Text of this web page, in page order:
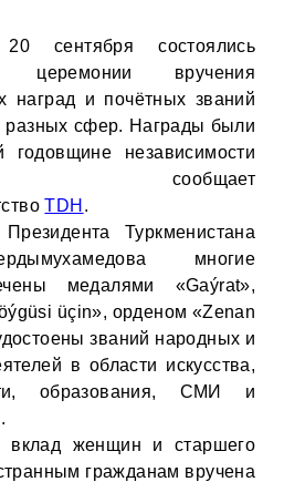
сентября состоялись
церемонии вручения
наград и почётных званий
разных сфер. Награды были
независимости
сообщает
TDH .
Туркменистана
многие
медалями «Gaýrat»,
üçin», орденом «Zenan
званий народных и
в области искусства,
образования, СМИ и
вклад женщин и старшего
гражданам вручена